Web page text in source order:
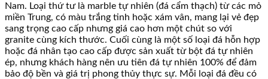
Nam. Loại thứ tư là marble tự nhiên (đá cẩm thạch) từ các mỏ
miền Trung, có màu trắng tinh hoặc xám vân, mang lại vẻ đẹp
sang trọng cao cấp nhưng giá cao hơn một chút so với
granite cùng kích thước. Cuối cùng là một số loại đá hỗn hợp
hoặc đá nhân tạo cao cấp được sản xuất từ bột đá tự nhiên
ép, nhưng khách hàng nên ưu tiên đá tự nhiên 100% để đảm
bảo độ bền và giá trị phong thủy thực sự. Mỗi loại đá đều có